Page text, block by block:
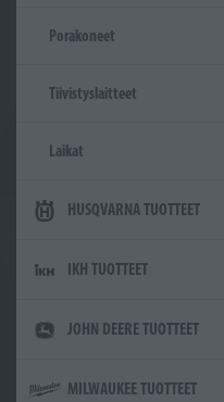
Porakoneet
Tiivistyslaitteet
Laikat
HUSQVARNA TUOTTEET
IKH TUOTTEET
JOHN DEERE TUOTTEET
MILWAUKEE TUOTTEET